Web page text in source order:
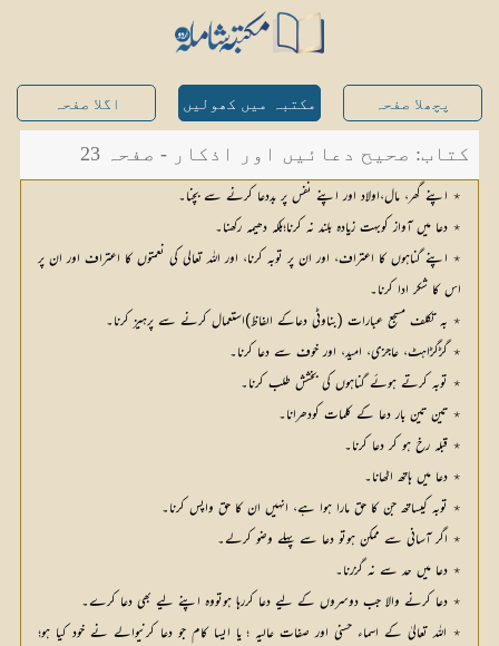
پچھلا صفحہ مکتبہ میں کھولیں اگلا صفحہ
کتاب: صحیح دعائیں اور اذکار - صفحہ 23
٭ اپنے گھر، مال،اولاد اور اپنے نفس پر بددعا کرنے سے بچنا۔
٭ دعا میں آواز کوبہت زیادہ بلند نہ کرنا؛بلکہ دھیمہ رکھنا۔
٭ اپنے گناہوں کا اعتراف، اور ان پر توبہ کرنا، اور اللہ تعالی کی نعمتوں کا اعتراف اور ان پر
اس کا شکر ادا کرنا۔
٭ بہ تکلف مسجع عبارات (بناوٹی دعاکے الفاظ)استعمال کرنے سے پرہیز کرنا۔
٭ گڑگڑاہٹ، عاجزی، امید، اور خوف سے دعا کرنا۔
٭ توبہ کرتے ہوئے گناہوں کی بخشش طلب کرنا۔
٭ تین تین بار دعا کے کلمات کودھرانا۔
٭ قبلہ رخ ہو کر دعا کرنا۔
٭ دعا میں ہاتھ اٹھانا۔
٭ توبہ کیساتھ جن کا حق مارا ہوا ہے، انہیں ان کا حق واپس کرنا۔
٭ اگر آسانی سے ممکن ہوتو دعا سے پہلے وضو کرلے۔
٭ دعا میں حد سے نہ گزرنا۔
٭ دعا کرنے والا جب دوسروں کے لیے دعا کررہا ہوتووہ اپنے لیے بھی دعا کرے۔
٭ اللہ تعالیٰ کے اسماء حسنی اور صفات عالیہ ؛ یا ایسا کام جو دعا کرنیوالے نے خود کیا ہو؛